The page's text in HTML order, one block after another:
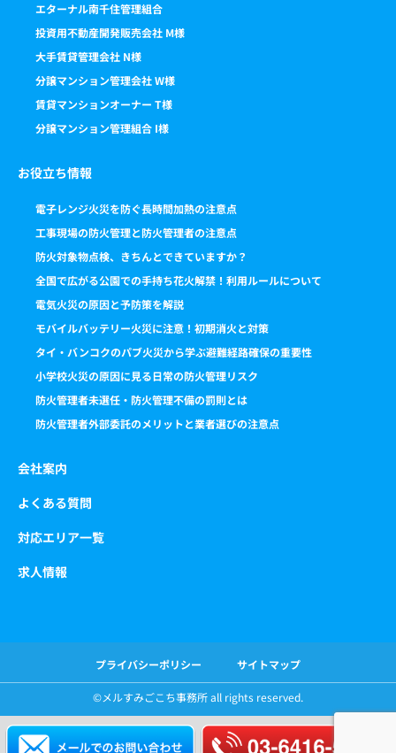
エターナル南千住管理組合
投資用不動産開発販売会社 M様
大手賃貸管理会社 N様
分譲マンション管理会社 W様
賃貸マンションオーナー T様
分譲マンション管理組合 I様
お役立ち情報
電子レンジ火災を防ぐ長時間加熱の注意点
工事現場の防火管理と防火管理者の注意点
防火対象物点検、きちんとできていますか？
全国で広がる公園での手持ち花火解禁！利用ルールについて
電気火災の原因と予防策を解説
モバイルバッテリー火災に注意！初期消火と対策
タイ・バンコクのパブ火災から学ぶ避難経路確保の重要性
小学校火災の原因に見る日常の防火管理リスク
防火管理者未選任・防火管理不備の罰則とは
防火管理者外部委託のメリットと業者選びの注意点
会社案内
よくある質問
対応エリア一覧
求人情報
プライバシーポリシー サイトマップ
©️メルすみごこち事務所 all rights reserved.